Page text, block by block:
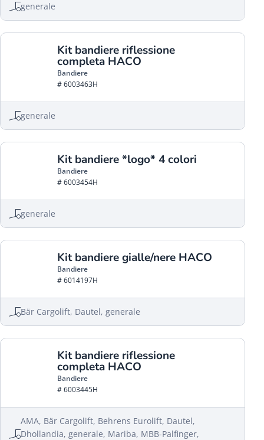
generale
Kit bandiere riflessione
completa HACO
Bandiere
# 6003463H
generale
Kit bandiere *logo* 4 colori
Bandiere
# 6003454H
generale
Kit bandiere gialle/nere HACO
Bandiere
# 6014197H
Bär Cargolift, Dautel, generale
Kit bandiere riflessione
completa HACO
Bandiere
# 6003445H
AMA, Bär Cargolift, Behrens Eurolift, Dautel,
Dhollandia, generale, Mariba, MBB-Palfinger,